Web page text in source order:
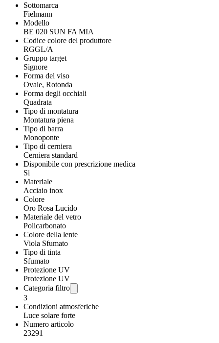
Sottomarca
Fielmann
Modello
BE 020 SUN FA MIA
Codice colore del produttore
RGGL/A
Gruppo target
Signore
Forma del viso
Ovale, Rotonda
Forma degli occhiali
Quadrata
Tipo di montatura
Montatura piena
Tipo di barra
Monoponte
Tipo di cerniera
Cerniera standard
Disponibile con prescrizione medica
Si
Materiale
Acciaio inox
Colore
Oro Rosa Lucido
Materiale del vetro
Policarbonato
Colore della lente
Viola Sfumato
Tipo di tinta
Sfumato
Protezione UV
Protezione UV
Categoria filtro
3
Condizioni atmosferiche
Luce solare forte
Numero articolo
23291